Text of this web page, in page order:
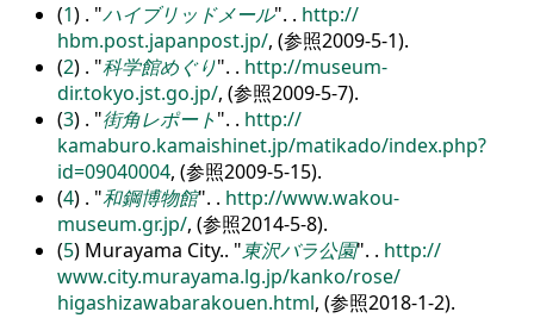
(1) . ハイブリッドメール . . http://
hbm.post.japanpost.jp/, (参照2009-5-1).
(2) . 科学館めぐり . . http://museum-
dir.tokyo.jst.go.jp/, (参照2009-5-7).
(3) . 街角レポート . . http://
kamaburo.kamaishinet.jp/matikado/index.php?
id=09040004, (参照2009-5-15).
(4) . 和鋼博物館 . . http://www.wakou-
museum.gr.jp/, (参照2014-5-8).
(5) Murayama City.. 東沢バラ公園 . . http://
www.city.murayama.lg.jp/kanko/rose/
higashizawabarakouen.html, (参照2018-1-2).